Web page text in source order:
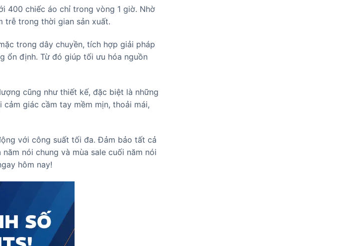
400 chiếc áo chỉ trong vòng 1 giờ. Nhờ
trễ trong thời gian sản xuất.
trong dây chuyền, tích hợp giải pháp
ổn định. Từ đó giúp tối ưu hóa nguồn
cũng như thiết kế, đặc biệt là những
giác cầm tay mềm mịn, thoải mái,
với công suất tối đa. Đảm bảo tất cả
nói chung và mùa sale cuối năm nói
hôm nay!